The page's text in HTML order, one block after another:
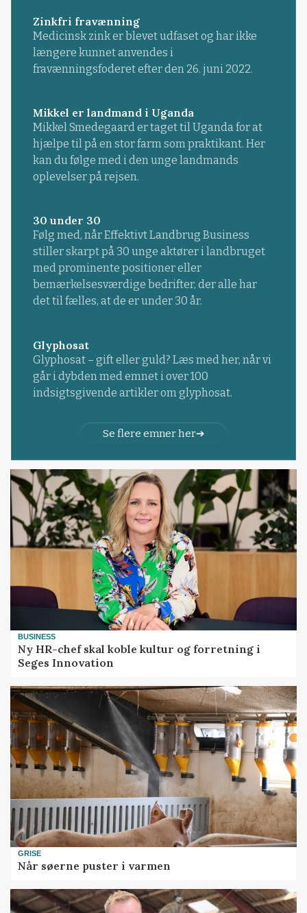
Zinkfri fravænning
Medicinsk zink er blevet udfaset og har ikke
længere kunnet anvendes i
fravænningsfoderet efter den 26. juni 2022.
Mikkel er landmand i Uganda
Mikkel Smedegaard er taget til Uganda for at
hjælpe til på en stor farm som praktikant. Her
kan du følge med i den unge landmands
oplevelser på rejsen.
30 under 30
Følg med, når Effektivt Landbrug Business
stiller skarpt på 30 unge aktører i landbruget
med prominente positioner eller
bemærkelsesværdige bedrifter, der alle har
det til fælles, at de er under 30 år.
Glyphosat
Glyphosat – gift eller guld? Læs med her, når vi
går i dybden med emnet i over 100
indsigtsgivende artikler om glyphosat.
Se flere emner her
BUSINESS
Ny HR-chef skal koble kultur og forretning i
Seges Innovation
GRISE
Når søerne puster i varmen